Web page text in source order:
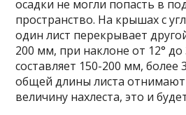
осадки не могли попасть в
пространство. На крышах с
один лист перекрывает
200 мм, при наклоне от 12° до
составляет 150-200 мм,
общей длины листа
величину нахлеста, это и